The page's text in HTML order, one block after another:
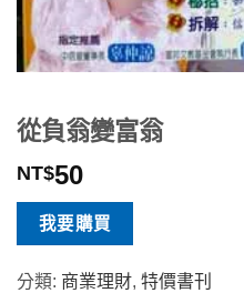
從負翁變富翁
NT$50
我要購買
分類: 商業理財, 特價書刊